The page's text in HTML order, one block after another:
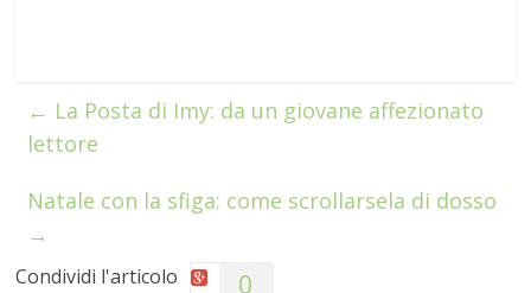
← La Posta di Imy: da un giovane affezionato
lettore
Natale con la sfiga: come scrollarsela di dosso
→
Condividi l'articolo 0